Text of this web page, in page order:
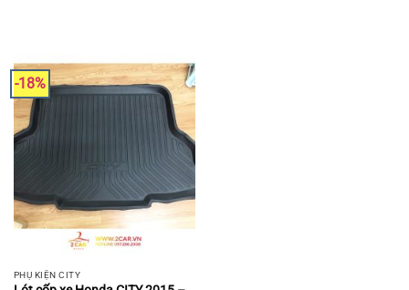
-18%
PHỤ KIỆN CITY